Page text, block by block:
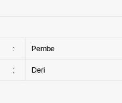
: Pembe
: Deri